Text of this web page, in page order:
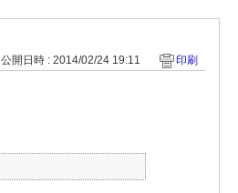
公開日時 : 2014/02/24 19:11 印刷